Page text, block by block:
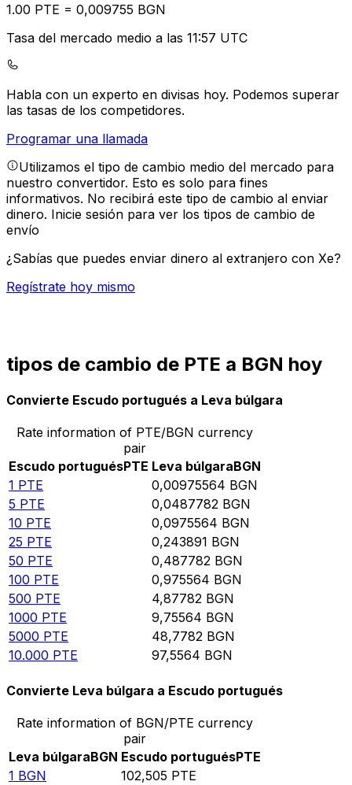
1.00 PTE = 0,009755 BGN
Tasa del mercado medio a las 11:57 UTC
Habla con un experto en divisas hoy. Podemos superar
las tasas de los competidores.
Programar una llamada
Utilizamos el tipo de cambio medio del mercado para
nuestro convertidor. Esto es solo para fines
informativos. No recibirá este tipo de cambio al enviar
dinero. Inicie sesión para ver los tipos de cambio de
envío
¿Sabías que puedes enviar dinero al extranjero con Xe?
Regístrate hoy mismo
tipos de cambio de PTE a BGN hoy
Convierte Escudo portugués a Leva búlgara
Rate information of PTE/BGN currency
pair
Escudo portuguésPTE Leva búlgaraBGN
1 PTE 0,00975564 BGN
5 PTE 0,0487782 BGN
10 PTE 0,0975564 BGN
25 PTE 0,243891 BGN
50 PTE 0,487782 BGN
100 PTE 0,975564 BGN
500 PTE 4,87782 BGN
1000 PTE 9,75564 BGN
5000 PTE 48,7782 BGN
10.000 PTE 97,5564 BGN
Convierte Leva búlgara a Escudo portugués
Rate information of BGN/PTE currency
pair
Leva búlgaraBGN Escudo portuguésPTE
1 BGN 102,505 PTE